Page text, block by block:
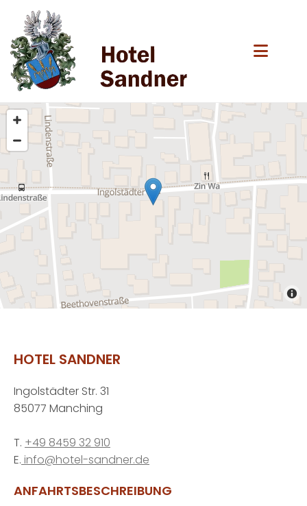
HOTEL SANDNER
Ingolstädter Str. 31
85077 Manching
T. +49 8459 32 910
E. info@hotel-sandner.de
ANFAHRTSBESCHREIBUNG